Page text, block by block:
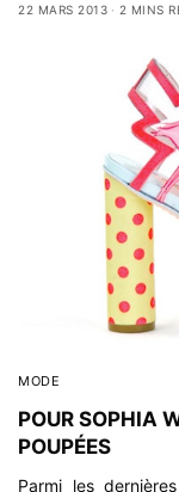
22 MARS 2013 2 MINS
MODE
POUR SOPHIA
POUPÉES
Parmi les